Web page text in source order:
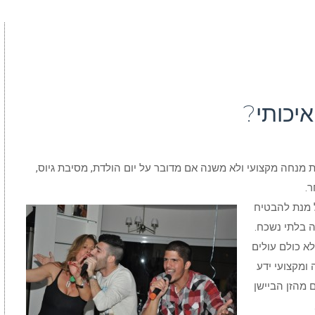
מנחה מקצועי ולא משנה אם מדובר על יום הולדת, מסיבת גיוס,
מנת להבטיח
בלתי נשכח.
כולם עולים
ידע
הביישן